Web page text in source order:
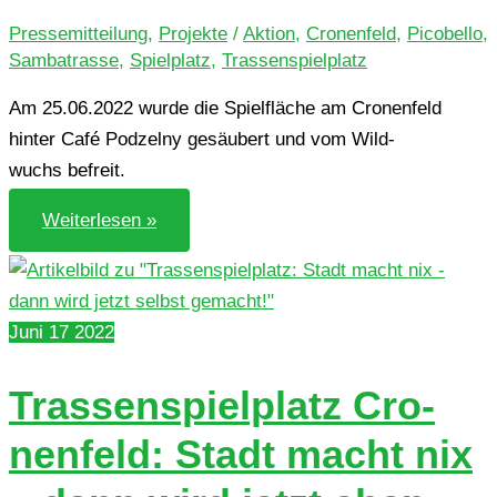
Tras­
sen­
spiel­
wieder
„flott“
Pressemitteilung, Projekte / Aktion, Cronenfeld, Picobello,
Sambatrasse, Spielplatz, Trassenspielplatz
Am 25.06.2022 wurde die Spiel­flä­che am Cro­nen­feld
hinter Café Pod­zel­ny gesäu­bert und vom Wild­
wuchs befreit.
Pico­
bel­
lo-
Aktion
Cronenfeld
Weiterlesen »
Juni 17 2022
Tras­sen­spiel­platz Cro­
nen­feld: Stadt macht nix